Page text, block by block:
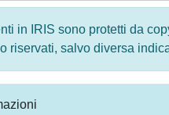
in IRIS sono protetti da
riservati, salvo diversa